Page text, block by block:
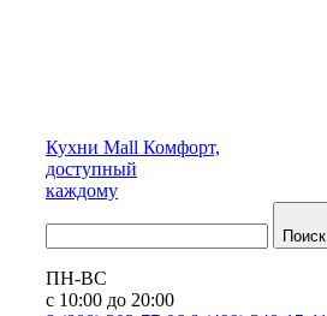
Кухни Mall Комфорт,
доступный
каждому
Поиск
ПН-ВС
с 10:00 до 20:00